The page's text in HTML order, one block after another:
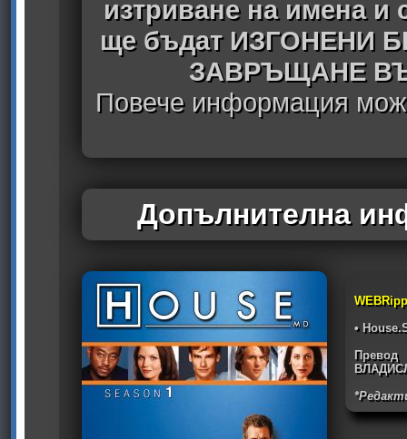
изтриване на имена
ще бъдат ИЗГОНЕНИ
ЗАВРЪЩАНЕ
Повече информация
Допълнителна
•
Превод